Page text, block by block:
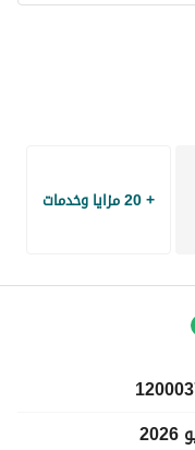
+ 20 مزايا وخدمات